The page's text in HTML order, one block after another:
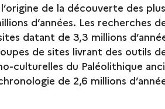
de la découverte des
d’années. Les recherches
datant de 3,3 millions
de sites livrant des outils
culturelles du Paléolithique
de 2,6 millions